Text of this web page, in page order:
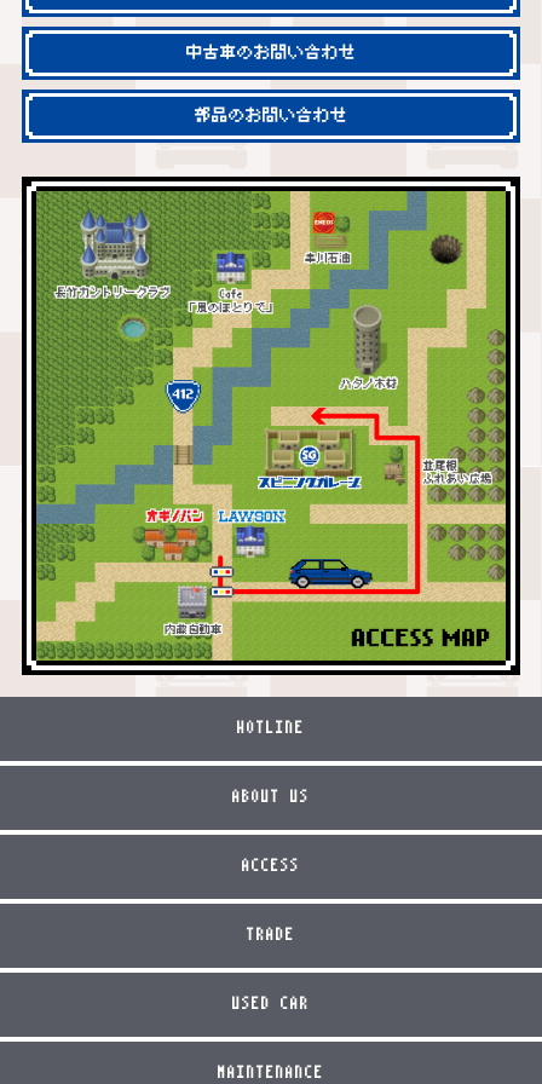
中古車のお問い合わせ
部品のお問い合わせ
HOTLINE
ABOUT US
ACCESS
TRADE
USED CAR
MAINTENANCE